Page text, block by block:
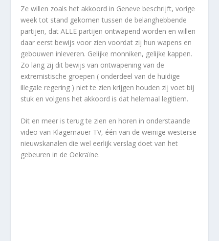
Ze willen zoals het akkoord in Geneve beschrijft, vorige
week tot stand gekomen tussen de belanghebbende
partijen, dat ALLE partijen ontwapend worden en willen
daar eerst bewijs voor zien voordat zij hun wapens en
gebouwen inleveren. Gelijke monniken, gelijke kappen.
Zo lang zij dit bewijs van ontwapening van de
extremistische groepen ( onderdeel van de huidige
illegale regering ) niet te zien krijgen houden zij voet bij
stuk en volgens het akkoord is dat helemaal legitiem.
Dit en meer is terug te zien en horen in onderstaande
video van Klagemauer TV, één van de weinige westerse
nieuwskanalen die wel eerlijk verslag doet van het
gebeuren in de Oekraïne.